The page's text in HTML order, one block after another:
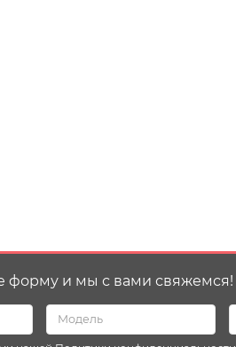
форму и мы с вами свяжемся!